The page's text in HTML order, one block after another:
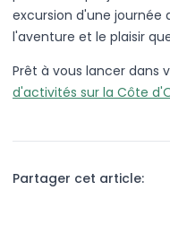
excursion d'une journée
l'aventure et le plaisir
Prêt à vous lancer dans
d'activités sur la Côte
Partager cet article: